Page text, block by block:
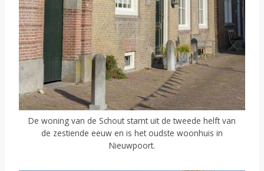
De woning van de Schout stamt uit de tweede helft van
de zestiende eeuw en is het oudste woonhuis in
Nieuwpoort.